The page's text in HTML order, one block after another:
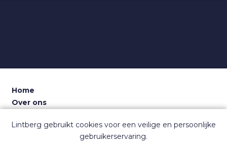
Home
Over ons
Dashboard
Lintberg gebruikt cookies voor een veilige en persoonlijke
gebruikerservaring.